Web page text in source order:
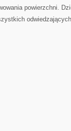
powierzchni.